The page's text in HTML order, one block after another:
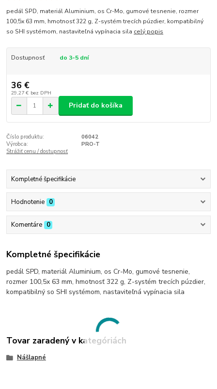
pedál SPD, materiál Aluminium, os Cr-Mo, gumové tesnenie, rozmer
100,5x 63 mm, hmotnosť 322 g, Z-systém trecích púzdier, kompatibilný
so SHI systémom, nastaviteľná vypínacia sila celý popis
Dostupnosť do 3-5 dní
36 €
29,27 € bez DPH
Pridať do košíka
Číslo produktu:
06042
Výrobca:
PRO-T
Strážiť cenu / dostupnosť
Kompletné špecifikácie
Hodnotenie 0
Komentáre 0
Kompletné špecifikácie
pedál SPD, materiál Aluminium, os Cr-Mo, gumové tesnenie,
rozmer 100,5x 63 mm, hmotnosť 322 g, Z-systém trecích púzdier,
kompatibilný so SHI systémom, nastaviteľná vypínacia sila
Tovar zaradený v kategóriách
Nášlapné